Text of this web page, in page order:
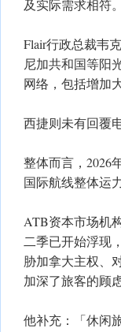
及实际需求相符。
Flair行政总裁韦
尼加共和国等阳
网络，包括增加
西捷则未有回覆
整体而言，2026
国际航线整体运
ATB资本市场机
二季已开始浮现
胁加拿大主权、
加深了旅客的顾虑
他补充：「休闲